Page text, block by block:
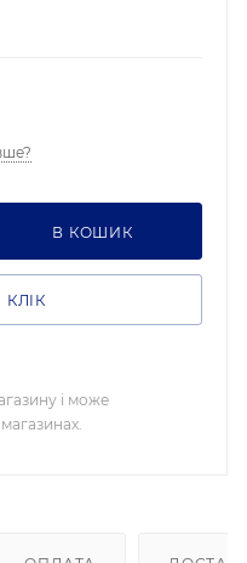
В КОШИК
КЛІК
і може
магазинах.